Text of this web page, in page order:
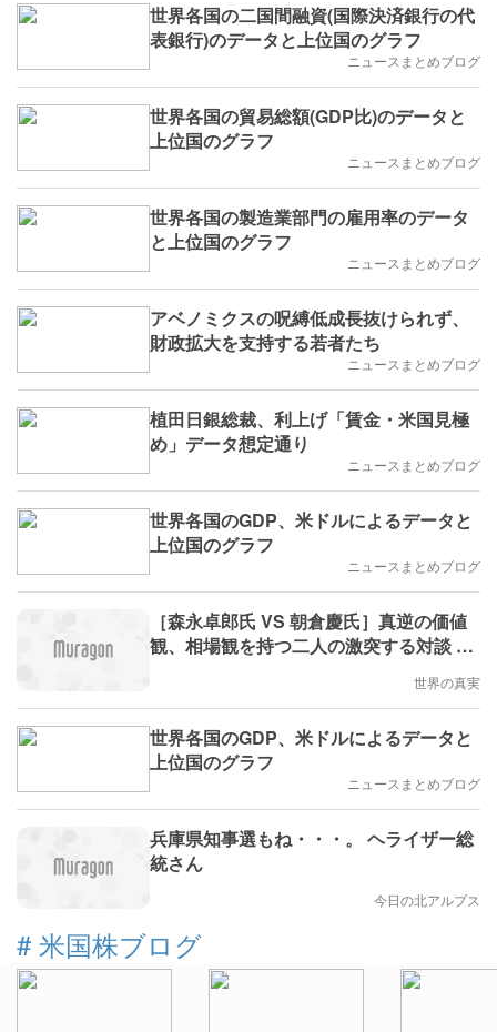
世界各国の二国間融資(国際決済銀行の代
表銀行)のデータと上位国のグラフ
ニュースまとめブログ
世界各国の貿易総額(GDP比)のデータと
上位国のグラフ
ニュースまとめブログ
世界各国の製造業部門の雇用率のデータ
と上位国のグラフ
ニュースまとめブログ
アベノミクスの呪縛低成長抜けられず、
財政拡大を支持する若者たち
ニュースまとめブログ
植田日銀総裁、利上げ「賃金・米国見極
め」データ想定通り
ニュースまとめブログ
世界各国のGDP、米ドルによるデータと
上位国のグラフ
ニュースまとめブログ
［森永卓郎氏 VS 朝倉慶氏］真逆の価値
観、相場観を持つ二人の激突する対談 ～
けではなく、経済自体が終焉を迎え
と違ったものになり『現金がバブルにな
る』、すなわちインフレになる」
世界の真実
世界各国のGDP、米ドルによるデータと
上位国のグラフ
ニュースまとめブログ
兵庫県知事選もね・・・。 ヘライザー総
統さん
今日の北アルプス
# 米国株ブログ